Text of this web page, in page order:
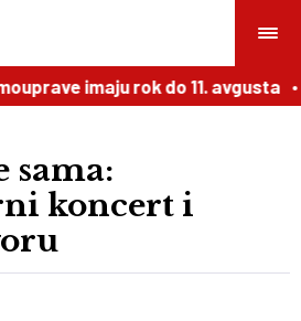
imaju rok do 11. avgusta
sama:
koncert i